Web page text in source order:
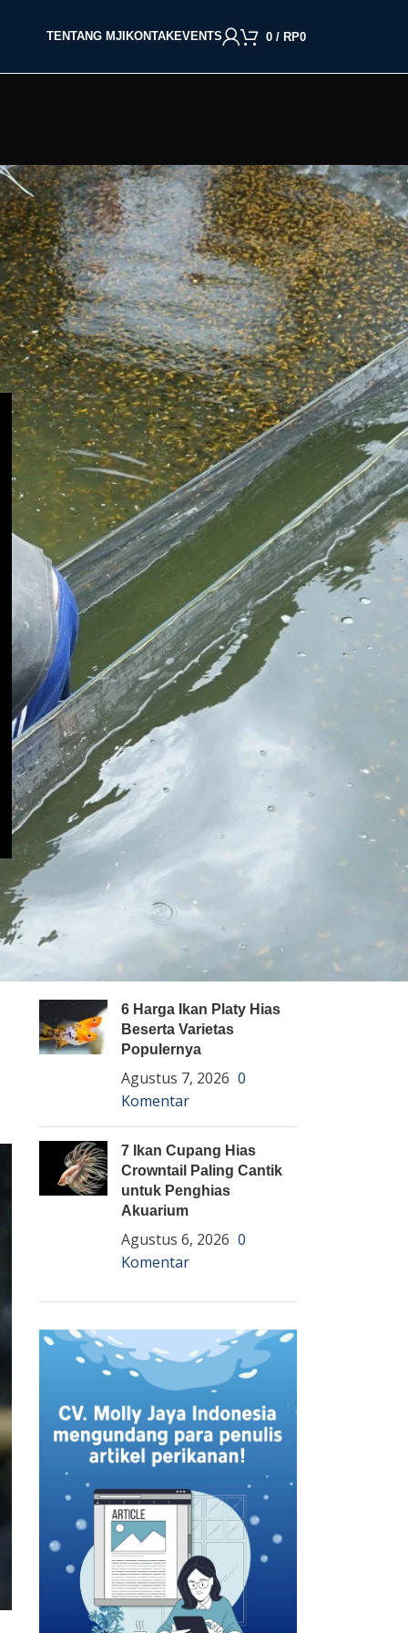
TENTANG MJI KONTAKEVENTS 0 / RP0
BACA BERDASARKAN JENIS IKAN
Cupang
Molly
Channa
Koi
Koki
Guppy
Platy
Glofish
Danio
Manfish
Discuss
Palmas
Kura-kura
KATEGORI
Berita
Bisnis
Budidaya
Event
Informasi Lain
Pembenihan Ikan
Pembesaran Ikan
Penyakit Ikan
Teknologi dan Inovasi
ARTIKEL TERBARU
6 Harga Ikan Platy Hias
Beserta Varietas
Populernya
Agustus 7, 2026 0
Komentar
7 Ikan Cupang Hias
Crowntail Paling Cantik
untuk Penghias
Akuarium
Agustus 6, 2026 0
Komentar